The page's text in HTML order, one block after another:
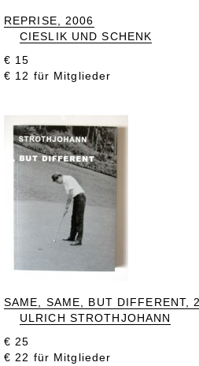
REPRISE, 2006
CIESLIK UND SCHENK
€ 15
€ 12 für Mitglieder
SAME, SAME, BUT DIFFERENT,
ULRICH STROTHJOHANN
€ 25
€ 22 für Mitglieder